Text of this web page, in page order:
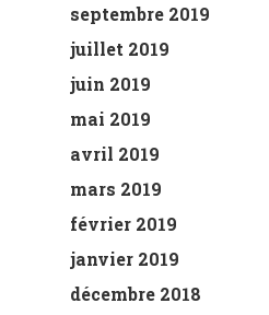
septembre 2019
juillet 2019
juin 2019
mai 2019
avril 2019
mars 2019
février 2019
janvier 2019
décembre 2018